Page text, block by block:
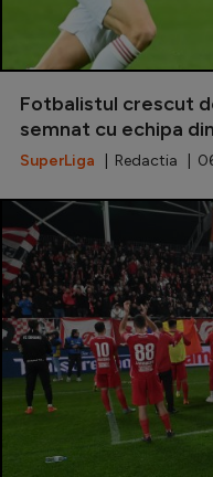
Fotbalistul crescut
semnat cu echipa
SuperLiga | Redactia |